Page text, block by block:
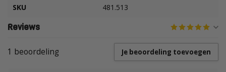
SKU 481.513
Reviews
1 beoordeling Je beoordeling toevoegen